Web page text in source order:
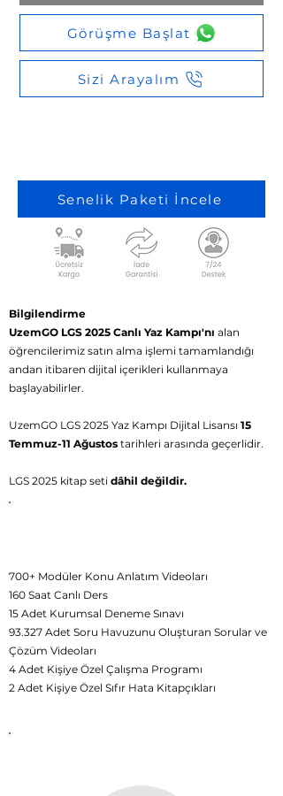
Görüşme Başlat
Sizi Arayalım
Senelik Paketi İncele
Bilgilendirme
UzemGO LGS 2025 Canlı Yaz Kampı'nı alan
öğrencilerimiz satın alma işlemi tamamlandığı
andan itibaren dijital içerikleri kullanmaya
başlayabilirler.
UzemGO LGS 2025 Yaz Kampı Dijital Lisansı 15
Temmuz-11 Ağustos tarihleri arasında geçerlidir.
LGS 2025 kitap seti dâhil değildir.
700+ Modüler Konu Anlatım Videoları
160 Saat Canlı Ders
15 Adet Kurumsal Deneme Sınavı
93.327 Adet Soru Havuzunu Oluşturan Sorular ve
Çözüm Videoları
4 Adet Kişiye Özel Çalışma Programı
2 Adet Kişiye Özel Sıfır Hata Kitapçıkları